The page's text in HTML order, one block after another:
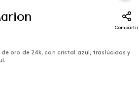
Compartir
de oro de 24k, con cristal azul, traslúcidos y